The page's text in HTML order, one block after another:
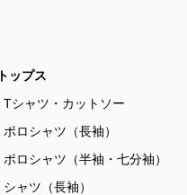
トップス
Tシャツ・カットソー
ポロシャツ（長袖）
ポロシャツ（半袖・七分袖）
シャツ（長袖）